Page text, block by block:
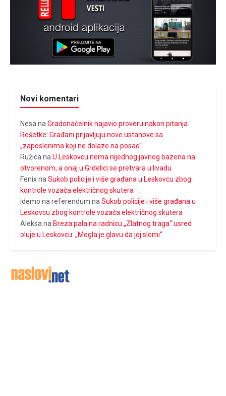
Novi komentari
Nesa na Gradonačelnik najavio proveru nakon pitanja
Rešetke: Građani prijavljuju nove ustanove sa
„zaposlenima koji ne dolaze na posao“
Ružica na U Leskovcu nema nijednog javnog bazena na
otvorenom, a onaj u Grdelici se pretvara u livadu
Fenixna Sukob policije i više građana u Leskovcu zbog
kontrole vozača električnog skutera
idemo na referendum na Sukob policije i više građana u
Leskovcu zbog kontrole vozača električnog skutera
Aleksa na Breza pala na radnicu „Zlatnog traga“ usred
oluje u Leskovcu: „Mogla je glavu da joj slomi“